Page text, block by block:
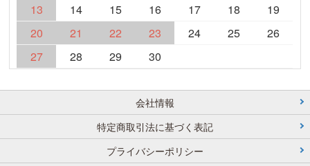
13
14 15 16 17 18
19
20
21 22 23 24 25
26
27
28 29 30
会社情報
特定商取引法に基づく表記
プライバシーポリシー